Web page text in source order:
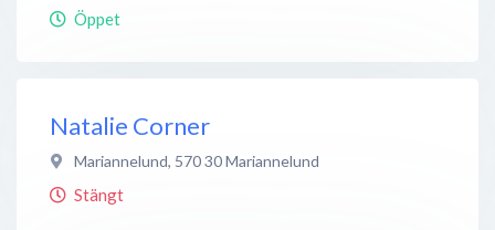
Öppet
Natalie Corner
Mariannelund, 570 30Mariannelund
Stängt